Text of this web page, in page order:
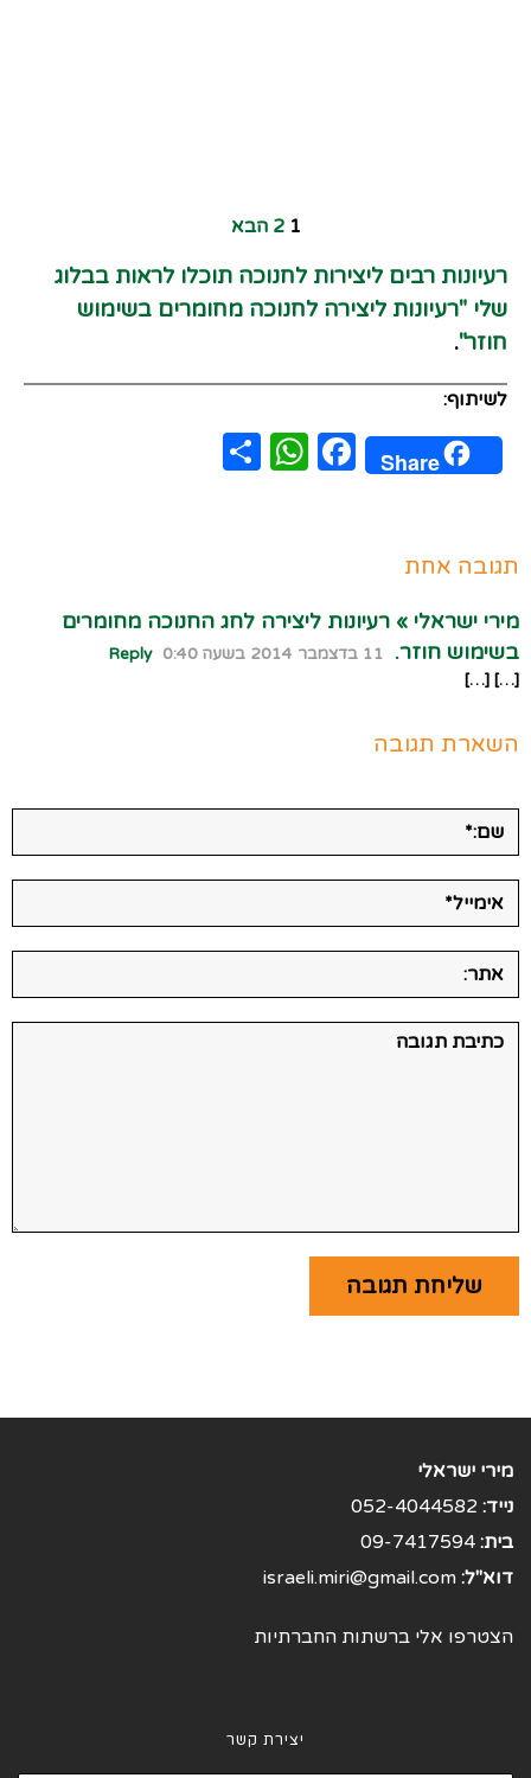
1
2 הבא
רעיונות רבים ליצירות לחנוכה תוכלו לראות בבלוג
שלי "רעיונות ליצירה לחנוכה מחומרים בשימוש
חוזר".
לשיתוף:
Share
Facebook
WhatsApp
תגובה אחת
מירי ישראלי » רעיונות ליצירה לחג החנוכה מחומרים
בשימוש חוזר.
11 בדצמבר 2014 בשעה 0:40
Reply
[…] […]
השארת תגובה
שם:*
אימייל*
אתר:
תגובה:
מירי ישראלי
נייד: 052-4044582
בית: 09-7417594
דוא"ל: israeli.miri@gmail.com
הצטרפו אלי ברשתות החברתיות
יצירת קשר